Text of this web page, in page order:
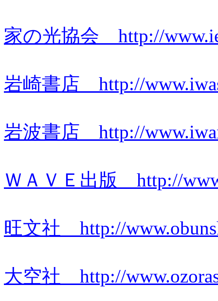
家の光協会 http://
岩崎書店 http://
岩波書店 http://
ＷＡＶＥ出版 http://
旺文社 http://
大空社 http://